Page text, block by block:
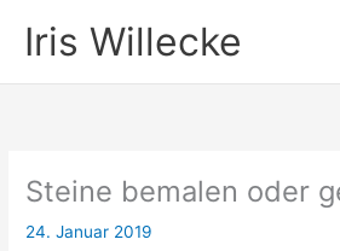
InhaltIris Willecke
Steine bemalen oder
24. Januar 2019